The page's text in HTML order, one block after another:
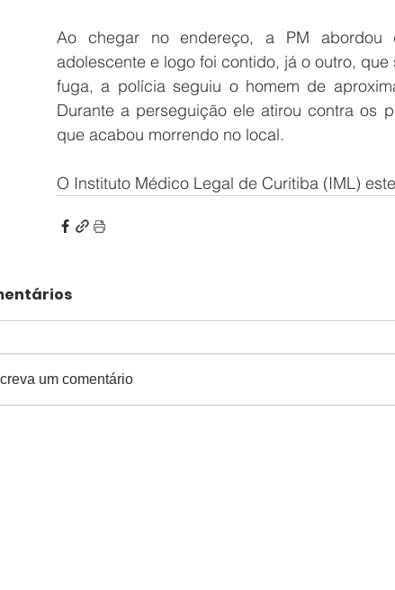
Ao chegar no endereço, a PM
adolescente e logo foi contido, já o outro,
fuga, a polícia seguiu o homem de
Durante a perseguição ele atirou contra os
que acabou morrendo no local.
O Instituto Médico Legal de Curitiba (IML)
um comentário